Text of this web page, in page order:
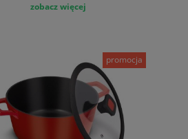
zobacz więcej
promocja